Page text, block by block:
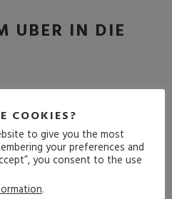
UBER IN DIE
FOLGE
COOKIES?
to give you the most
your preferences and
you consent to the use
.